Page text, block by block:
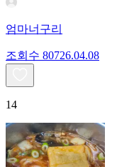
엄마너구리
조회수 80726.04.08
14